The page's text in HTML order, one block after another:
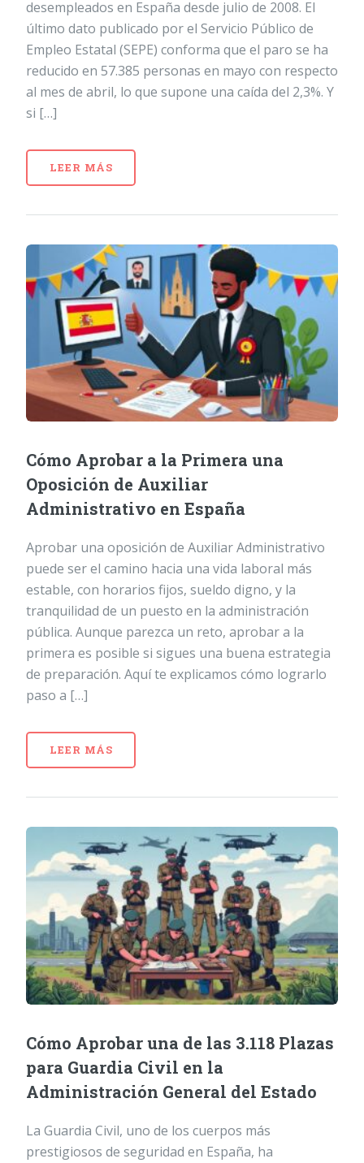
desempleados en España desde julio de 2008. El
último dato publicado por el Servicio Público de
Empleo Estatal (SEPE) conforma que el paro se ha
reducido en 57.385 personas en mayo con respecto
al mes de abril, lo que supone una caída del 2,3%. Y
si […]
LEER MÁS
Cómo Aprobar a la Primera una
Oposición de Auxiliar
Administrativo en España
Aprobar una oposición de Auxiliar Administrativo
puede ser el camino hacia una vida laboral más
estable, con horarios fijos, sueldo digno, y la
tranquilidad de un puesto en la administración
pública. Aunque parezca un reto, aprobar a la
primera es posible si sigues una buena estrategia
de preparación. Aquí te explicamos cómo lograrlo
paso a […]
LEER MÁS
Cómo Aprobar una de las 3.118 Plazas
para Guardia Civil en la
Administración General del Estado
La Guardia Civil, uno de los cuerpos más
prestigiosos de seguridad en España, ha